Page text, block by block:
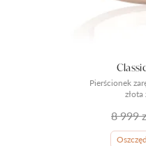
Pierścionek
8 999